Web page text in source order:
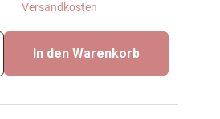
Versandkosten
In den Warenkorb